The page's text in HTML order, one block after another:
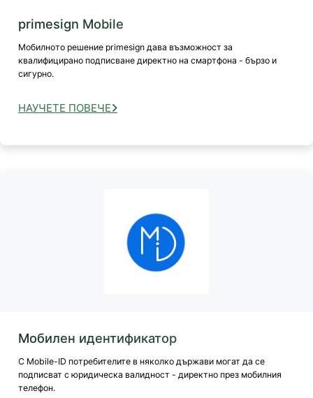
primesign Mobile
Мобилното решение primesign дава възможност за
квалифицирано подписване директно на смартфона - бързо и
сигурно.
НАУЧЕТЕ ПОВЕЧЕ
Мобилен идентификатор
С Mobile-ID потребителите в няколко държави могат да се
подписват с юридическа валидност - директно през мобилния
телефон.